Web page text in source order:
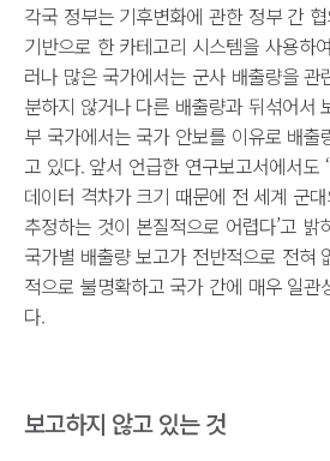
각국 정부는 기후변화에 관한 정부 간
기반으로 한 카테고리 시스템을 사용하
러나 많은 국가에서는 군사 배출량을 관
분하지 않거나 다른 배출량과 뒤섞어서
부 국가에서는 국가 안보를 이유로 배
고 있다. 앞서 언급한 연구보고서에서도
데이터 격차가 크기 때문에 전 세계 군
추정하는 것이 본질적으로 어렵다’고
국가별 배출량 보고가 전반적으로 전혀
적으로 불명확하고 국가 간에 매우 일
다.
보고하지 않고 있는 것